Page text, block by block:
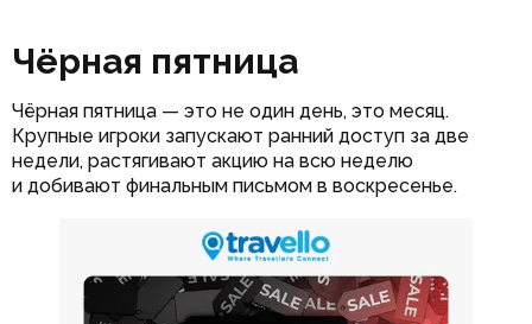
Чёрная пятница
Чёрная пятница — это не один день, это месяц.
Крупные игроки запускают ранний доступ за две
недели, растягивают акцию на всю неделю
и добивают финальным письмом в воскресенье.